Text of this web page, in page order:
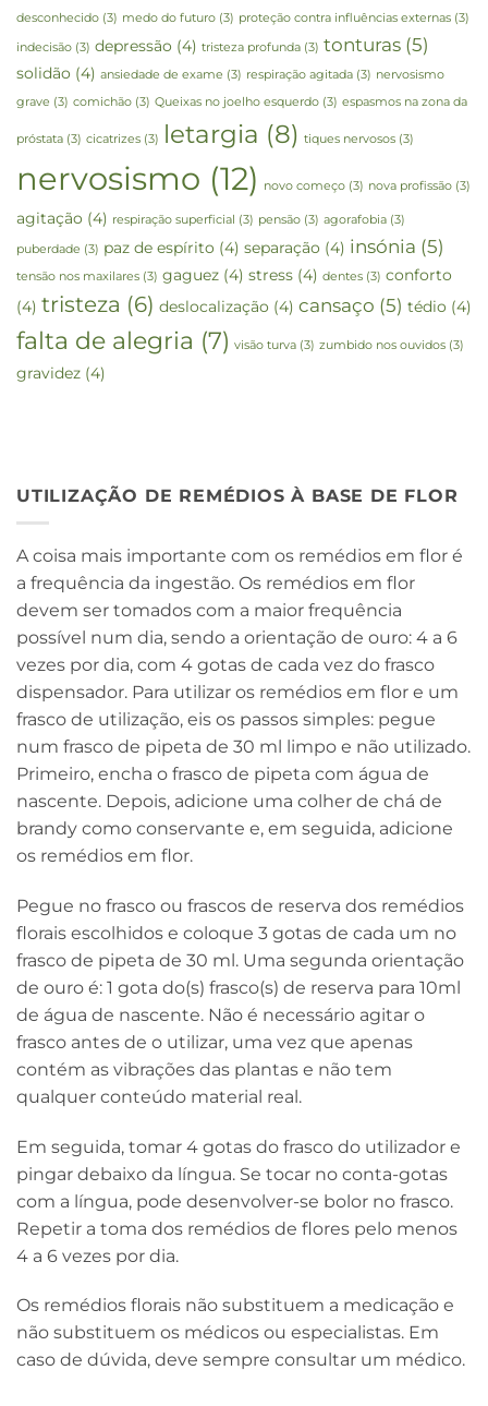
desconhecido (3) medo do futuro (3) proteção contra influências externas (3)
indecisão (3) depressão (4) tristeza profunda (3) tonturas (5)
solidão (4) ansiedade de exame (3) respiração agitada (3) nervosismo
grave (3) comichão (3) Queixas no joelho esquerdo (3) espasmos na zona da
próstata (3) cicatrizes (3) letargia (8) tiques nervosos (3)
nervosismo (12) novo começo (3) nova profissão (3)
agitação (4) respiração superficial (3) pensão (3) agorafobia (3)
puberdade (3) paz de espírito (4) separação (4) insónia (5)
tensão nos maxilares (3) gaguez (4) stress (4) dentes (3) conforto
(4) tristeza (6) deslocalização (4) cansaço (5) tédio (4)
falta de alegria (7) visão turva (3) zumbido nos ouvidos (3)
gravidez (4)
UTILIZAÇÃO DE REMÉDIOS À BASE DE FLOR
A coisa mais importante com os remédios em flor é
a frequência da ingestão. Os remédios em flor
devem ser tomados com a maior frequência
possível num dia, sendo a orientação de ouro: 4 a 6
vezes por dia, com 4 gotas de cada vez do frasco
dispensador. Para utilizar os remédios em flor e um
frasco de utilização, eis os passos simples: pegue
num frasco de pipeta de 30 ml limpo e não utilizado.
Primeiro, encha o frasco de pipeta com água de
nascente. Depois, adicione uma colher de chá de
brandy como conservante e, em seguida, adicione
os remédios em flor.
Pegue no frasco ou frascos de reserva dos remédios
florais escolhidos e coloque 3 gotas de cada um no
frasco de pipeta de 30 ml. Uma segunda orientação
de ouro é: 1 gota do(s) frasco(s) de reserva para 10ml
de água de nascente. Não é necessário agitar o
frasco antes de o utilizar, uma vez que apenas
contém as vibrações das plantas e não tem
qualquer conteúdo material real.
Em seguida, tomar 4 gotas do frasco do utilizador e
pingar debaixo da língua. Se tocar no conta-gotas
com a língua, pode desenvolver-se bolor no frasco.
Repetir a toma dos remédios de flores pelo menos
4 a 6 vezes por dia.
Os remédios florais não substituem a medicação e
não substituem os médicos ou especialistas. Em
caso de dúvida, deve sempre consultar um médico.